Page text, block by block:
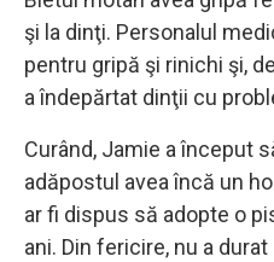
şi la dinţi. Personalul
pentru gripă şi rinichi şi,
a îndepărtat dinţii cu
Curând, Jamie a început
adăpostul avea încă un
ar fi dispus să adopte o
ani. Din fericire, nu a